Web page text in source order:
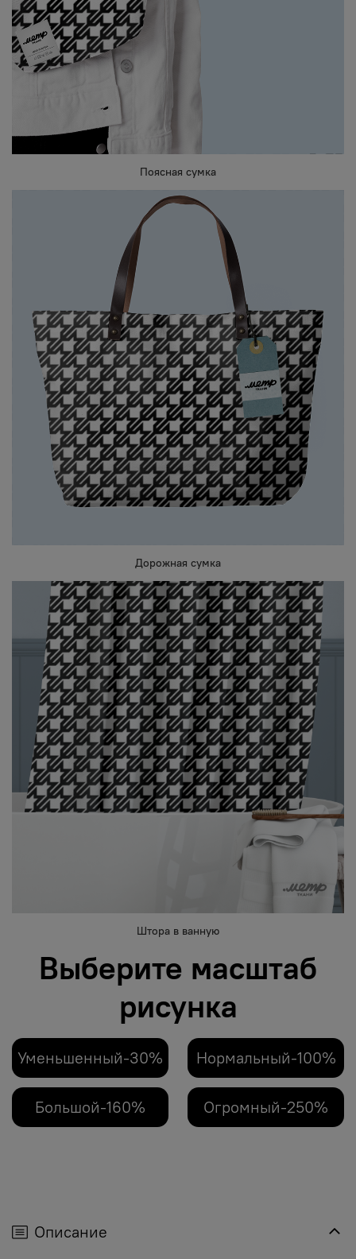
Поясная сумка
Дорожная сумка
Штора в ванную
Выберите масштаб
рисунка
Уменьшенный-30% Нормальный-100%
Большой-160% Огромный-250%
Описание